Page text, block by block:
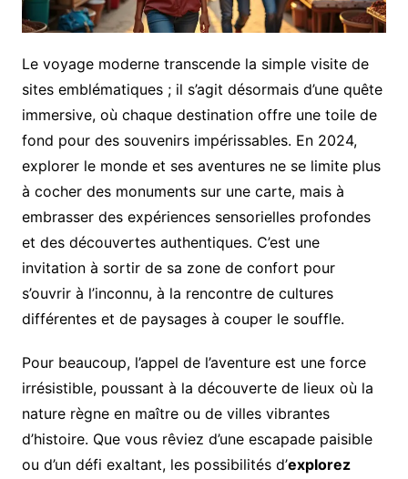
Le voyage moderne transcende la simple visite de
sites emblématiques ; il s’agit désormais d’une quête
immersive, où chaque destination offre une toile de
fond pour des souvenirs impérissables. En 2024,
explorer le monde et ses aventures ne se limite plus
à cocher des monuments sur une carte, mais à
embrasser des expériences sensorielles profondes
et des découvertes authentiques. C’est une
invitation à sortir de sa zone de confort pour
s’ouvrir à l’inconnu, à la rencontre de cultures
différentes et de paysages à couper le souffle.
Pour beaucoup, l’appel de l’aventure est une force
irrésistible, poussant à la découverte de lieux où la
nature règne en maître ou de villes vibrantes
d’histoire. Que vous rêviez d’une escapade paisible
ou d’un défi exaltant, les possibilités d’explorez